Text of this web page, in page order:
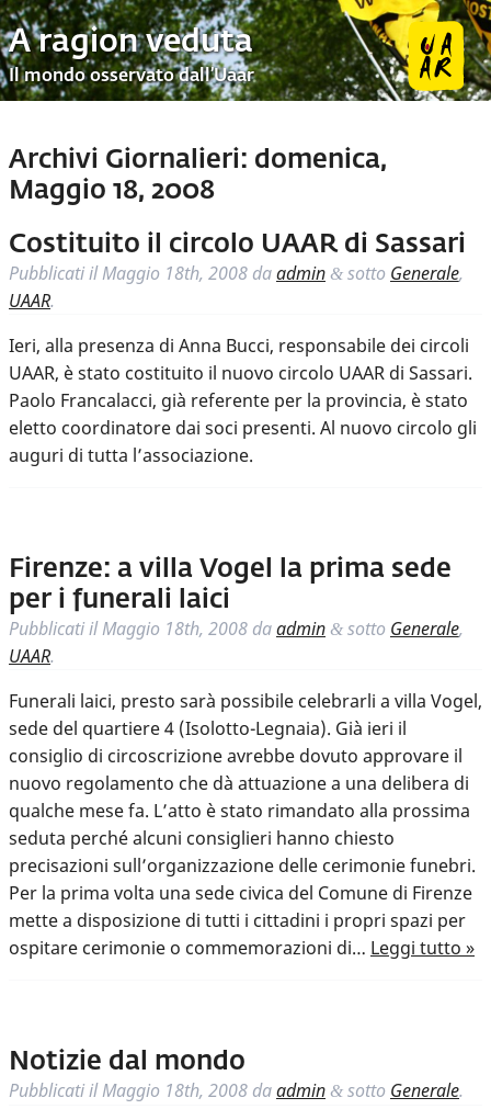
A ragion veduta
Il mondo osservato dall’Uaar
Archivi Giornalieri: domenica,
Maggio 18, 2008
Costituito il circolo UAAR di Sassari
Pubblicati ilMaggio 18th, 2008 daadmin & sotto Generale,
UAAR.
Ieri, alla presenza di Anna Bucci, responsabile dei circoli
UAAR, è stato costituito il nuovo circolo UAAR di Sassari.
Paolo Francalacci, già referente per la provincia, è stato
eletto coordinatore dai soci presenti. Al nuovo circolo gli
auguri di tutta l’associazione.
Firenze: a villa Vogel la prima sede
per i funerali laici
Pubblicati ilMaggio 18th, 2008 daadmin & sotto Generale,
UAAR.
Funerali laici, presto sarà possibile celebrarli a villa Vogel,
sede del quartiere 4 (Isolotto-Legnaia). Già ieri il
consiglio di circoscrizione avrebbe dovuto approvare il
nuovo regolamento che dà attuazione a una delibera di
qualche mese fa. L’atto è stato rimandato alla prossima
seduta perché alcuni consiglieri hanno chiesto
precisazioni sull’organizzazione delle cerimonie funebri.
Per la prima volta una sede civica del Comune di Firenze
mette a disposizione di tutti i cittadini i propri spazi per
ospitare cerimonie o commemorazioni di… Leggi tutto »
Notizie dal mondo
Pubblicati ilMaggio 18th, 2008 daadmin & sotto Generale.